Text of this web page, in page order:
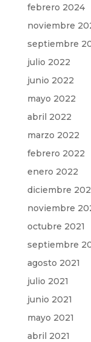
febrero 2024
noviembre
septiembre
julio 2022
junio 2022
mayo 2022
abril 2022
marzo 2022
febrero 2022
enero 2022
diciembre
noviembre
octubre 2021
septiembre
agosto 2021
julio 2021
junio 2021
mayo 2021
abril 2021